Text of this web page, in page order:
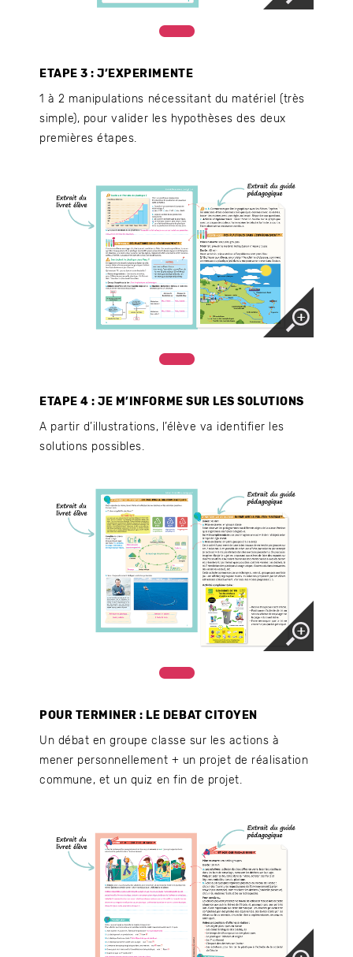
ETAPE 3 : J’EXPERIMENTE
1 à 2 manipulations nécessitant du matériel (très
simple), pour valider les hypothèses des deux
premières étapes.
ETAPE 4 : JE M’INFORME SUR LES SOLUTIONS
A partir d’illustrations, l’élève va identifier les
solutions possibles.
POUR TERMINER : LE DEBAT CITOYEN
Un débat en groupe classe sur les actions à
mener personnellement + un projet de réalisation
commune, et un quiz en fin de projet.